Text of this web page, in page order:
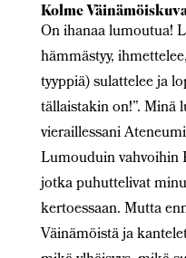
Kolme
On ihanaa lumoutua!
hämmästyy,
tyyppiä) sulattelee ja
tällaistakin on!”. Minä
vieraillessani
Lumouduin vahvoihin
jotka puhuttelivat
kertoessaan. Mutta
Väinämöistä ja